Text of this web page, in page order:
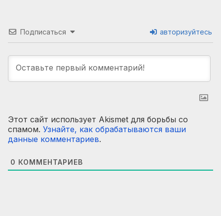
Подписаться авторизуйтесь
Этот сайт использует Akismet для борьбы со
спамом. Узнайте, как обрабатываются ваши
данные комментариев.
0 КОММЕНТАРИЕВ